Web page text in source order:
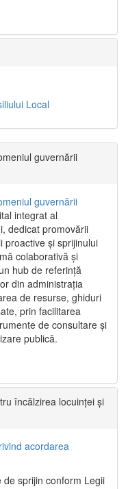
Local
guvernării
guvernării
integrat al
dedicat promovării
proactive și sprijinului
colaborativă și
hub de referință
din administrația
de resurse, ghiduri
prin facilitarea
de consultare și
publică.
încălzirea locuinței și
acordarea
sprijin conform Legii